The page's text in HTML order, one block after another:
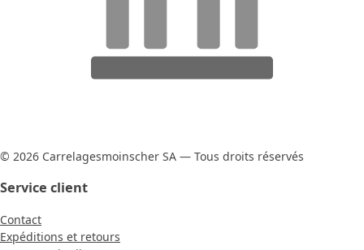
© 2026 Carrelagesmoinscher SA — Tous droits réservés
Service client
Contact
Expéditions et retours